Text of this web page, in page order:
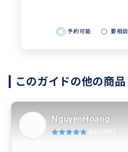
予約可能 要相談
このガイドの他の商品
NguyenHoang
4.8 (64件)